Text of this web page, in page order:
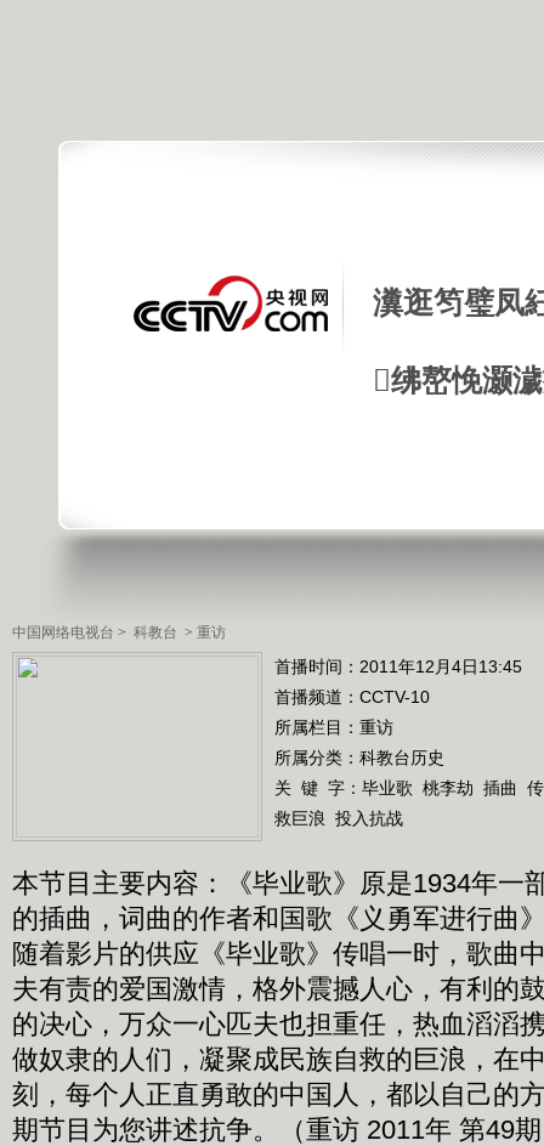
瀵逛笉璧凤
绋嶅悗灏
中国网络电视台 > 科教台 > 重访
首播时间：2011年12月4日13:45
首播频道： CCTV-10
所属栏目： 重访
所属分类：科教台历史
关 键 字： 毕业歌 桃李劫 插曲
救巨浪 投入抗战
本节目主要内容：《毕业歌》原是1934年一
的插曲，词曲的作者和国歌《义勇军进行曲
随着影片的供应《毕业歌》传唱一时，歌曲
夫有责的爱国激情，格外震撼人心，有利的
的决心，万众一心匹夫也担重任，热血滔滔
做奴隶的人们，凝聚成民族自救的巨浪，在
刻，每个人正直勇敢的中国人，都以自己的
期节目为您讲述抗争。（重访 2011年 第49